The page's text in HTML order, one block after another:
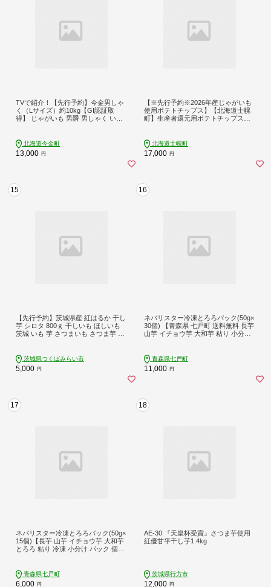
TVで紹介！【先行予約】今金男しゃ
く（Lサイズ）約10kg【GI認証取
得】 じゃがいも 男爵 男しゃく いも
21X-287
北海道今金町
13,000 円
【※先行予約※2026年産じゃがいも
使用ポテトチップス】【北海道士幌
町】生産者還元用ポテトチップス３
ナック おつまみ じゃがいも ジャガ
イモ 送料無料 北海道 十勝 【N01】
北海道士幌町
17,000 円
15
【先行予約】茨城県産 紅はるか 干し
芋 シロタ 800ｇ 干しいも ほしいも
茨城 いも 芋 さつまいも さつま芋 茨
らない世界 [EA07-NT]
茨城県つくばみらい市
5,000 円
16
ネバリスター冷凍とろろパック(50g×
30個) 【青森県 七戸町 送料無料 長芋
山芋 イチョウ芋 大和芋 粘り 小分け
青森県七戸町
11,000 円
17
ネバリスター冷凍とろろパック(50g×
15個)【長芋 山芋 イチョウ芋 大和芋
とろろ 粘り 冷凍 小分け パック 個包
青森県七戸町
6,000 円
18
AE-30 『天皇杯受賞』さつま芋使用
紅優甘平干し芋1.4kg
茨城県行方市
12,000 円